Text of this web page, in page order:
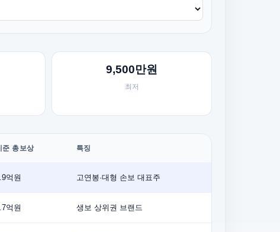
9,500만원
최저
준 총보상 특징
억원 고연봉·대형 손보 대표주
억원 생보 상위권 브랜드